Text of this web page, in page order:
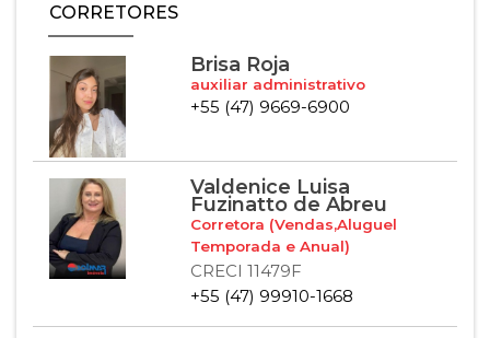
CORRETORES
Brisa Roja
auxiliar administrativo
+55 (47) 9669-6900
Valdenice Luisa
Fuzinatto de Abreu
Corretora (Vendas,Aluguel
Temporada e Anual)
CRECI 11479F
+55 (47) 99910-1668